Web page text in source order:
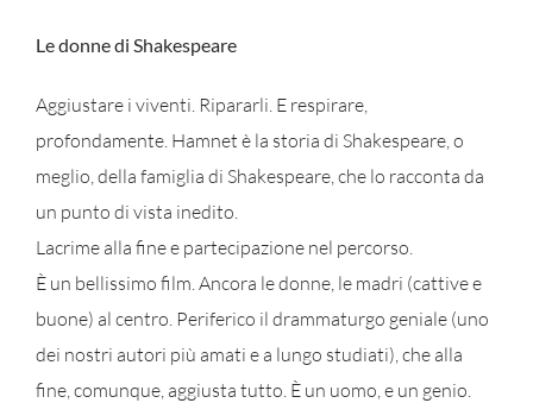
Le donne di Shakespeare
Aggiustare i viventi. Ripararli. E respirare,
profondamente. Hamnet è la storia di Shakespeare, o
meglio, della famiglia di Shakespeare, che lo racconta da
un punto di vista inedito.
Lacrime alla fine e partecipazione nel percorso.
È un bellissimo film. Ancora le donne, le madri (cattive e
buone) al centro. Periferico il drammaturgo geniale (uno
dei nostri autori più amati e a lungo studiati), che alla
fine, comunque, aggiusta tutto. È un uomo, e un genio.